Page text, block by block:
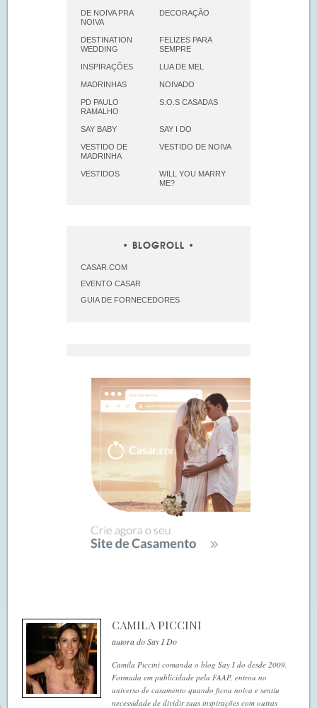
DE NOIVA PRA
NOIVA
DECORAÇÃO
DESTINATION
WEDDING
FELIZES PARA
SEMPRE
INSPIRAÇÕES LUA DE MEL
MADRINHAS NOIVADO
PD PAULO
RAMALHO
S.O.S CASADAS
SAY BABY SAY I DO
VESTIDO DE
MADRINHA
VESTIDO DE NOIVA
VESTIDOS
WILL YOU MARRY
ME?
BLOGROLL
CASAR.COM
EVENTO CASAR
GUIA DE FORNECEDORES
CAMILA PICCINI
autora do Say I Do
Camila Piccini comanda o blog Say I do desde 2009.
Formada em publicidade pela FAAP, entrou no
universo de casamento quando ficou noiva e sentiu
necessidade de dividir suas inspirações com outras